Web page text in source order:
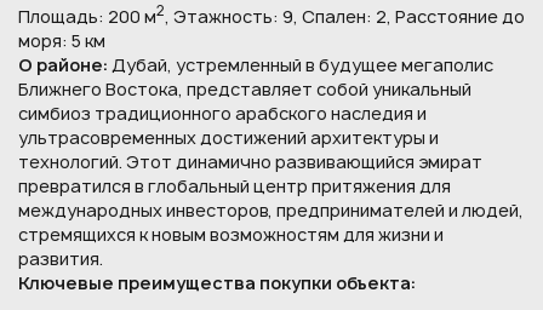
Площадь: 200 м2, Этажность: 9, Спален: 2, Расстояние до
моря: 5 км
О районе: Дубай, устремленный в будущее мегаполис
Ближнего Востока, представляет собой уникальный
симбиоз традиционного арабского наследия и
ультрасовременных достижений архитектуры и
технологий. Этот динамично развивающийся эмират
превратился в глобальный центр притяжения для
международных инвесторов, предпринимателей и людей,
стремящихся к новым возможностям для жизни и
развития.
Ключевые преимущества покупки объекта: